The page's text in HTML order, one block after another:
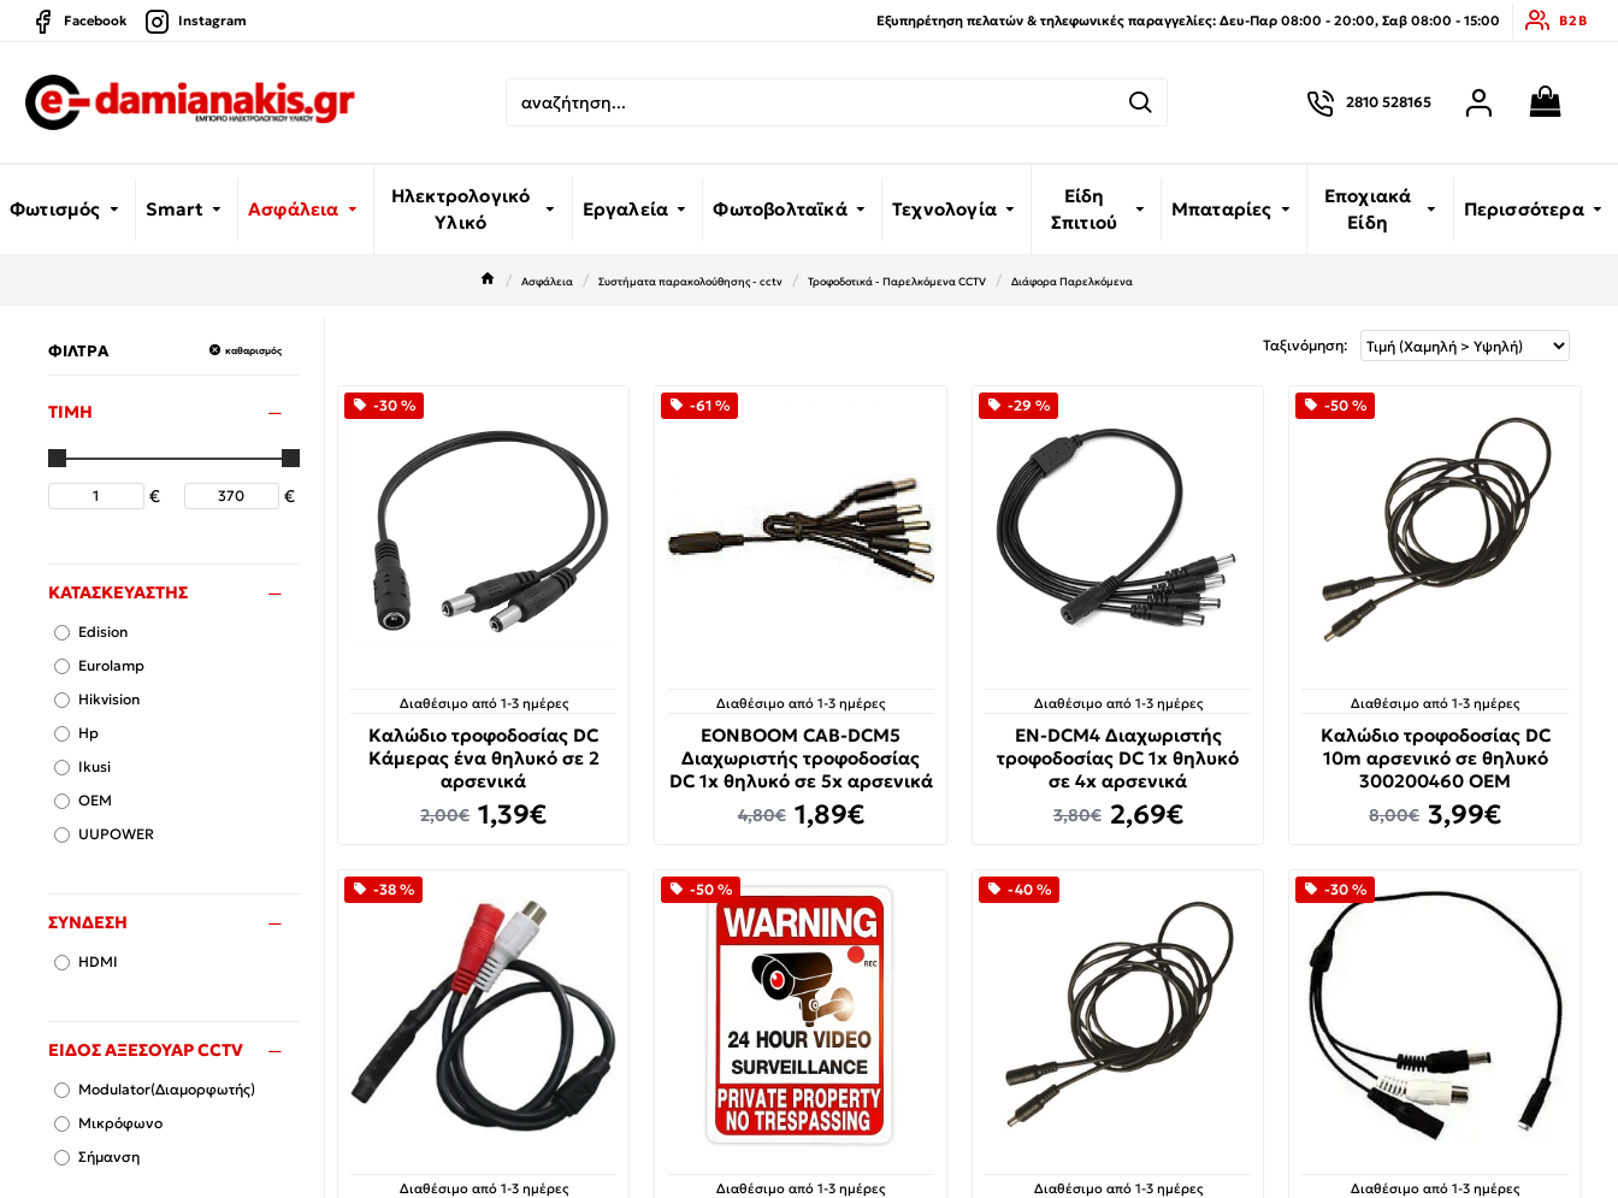
Facebook Instagram Εξυπηρέτηση πελατών & τηλεφωνικές παραγγελίες: Δευ-Παρ 08:00 - 20:00, Σαβ 08:00 - 15:00 B2B
2810 528165
Φωτισμός Smart Ασφάλεια
Ηλεκτρολογικό
Υλικό
Εργαλεία Φωτοβολταϊκά Τεχνολογία
Είδη
Σπιτιού
Μπαταρίες
Εποχιακά
Είδη
Περισσότερα
Ασφάλεια Συστήματα παρακολούθησης - cctv Τροφοδοτικά - Παρελκόμενα CCTV Διάφορα Παρελκόμενα
ΦΙΛΤΡΑ καθαρισμός
ΤΙΜΗ
€ €
ΚΑΤΑΣΚΕΥΑΣΤΗΣ
Edision
Eurolamp
Hikvision
Hp
Ikusi
OEM
UUPOWER
ΣΎΝΔΕΣΗ
HDMI
ΕΊΔΟΣ ΑΞΕΣΟΥΆΡ CCTV
Modulator(Διαμορφωτής)
Μικρόφωνο
Σήμανση
Ταξινόμηση:
-30 %
Διαθέσιμο από 1-3 ημέρες
Καλώδιο τροφοδοσίας DC
Κάμερας ένα θηλυκό σε 2
αρσενικά
1,39€
2,00€
-61 %
Διαθέσιμο από 1-3 ημέρες
EONBOOM CAB-DCM5
Διαχωριστής τροφοδοσίας
DC 1x θηλυκό σε 5x αρσενικά
1,89€
4,80€
-29 %
Διαθέσιμο από 1-3 ημέρες
EN-DCM4 Διαχωριστής
τροφοδοσίας DC 1x θηλυκό
σε 4x αρσενικά
2,69€
3,80€
-50 %
Διαθέσιμο από 1-3 ημέρες
Καλώδιο τροφοδοσίας DC
10m αρσενικό σε θηλυκό
300200460 OEM
3,99€
8,00€
-38 %
Διαθέσιμο από 1-3 ημέρες
-50 %
Διαθέσιμο από 1-3 ημέρες
-40 %
Διαθέσιμο από 1-3 ημέρες
-30 %
Διαθέσιμο από 1-3 ημέρες